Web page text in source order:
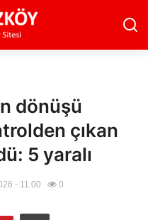
dönüşü
çıkan
5 yaralı
- 11:00 0